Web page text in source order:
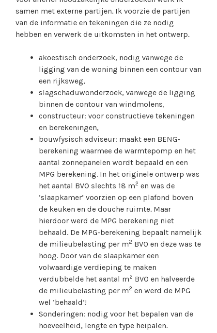
samen met externe partijen. Ik voorzie de partijen
van de informatie en tekeningen die ze nodig
hebben en verwerk de uitkomsten in het ontwerp.
akoestisch onderzoek, nodig vanwege de
ligging van de woning binnen een contour van
een rijksweg,
slagschaduwonderzoek, vanwege de ligging
binnen de contour van windmolens,
constructeur: voor constructieve tekeningen
en berekeningen,
bouwfysisch adviseur: maakt een BENG-
berekening waarmee de warmtepomp en het
aantal zonnepanelen wordt bepaald en een
MPG berekening. In het originele ontwerp was
het aantal BVO slechts 18 m2 en was de
‘slaapkamer’ voorzien op een plafond boven
de keuken en de douche ruimte. Maar
hierdoor werd de MPG berekening niet
behaald. De MPG-berekening bepaalt namelijk
de milieubelasting per m2 BVO en deze was te
hoog. Door van de slaapkamer een
volwaardige verdieping te maken
verdubbelde het aantal m2 BVO en halveerde
de milieubelasting per m2 en werd de MPG
wel ‘behaald’!
Sonderingen: nodig voor het bepalen van de
hoeveelheid, lengte en type heipalen.